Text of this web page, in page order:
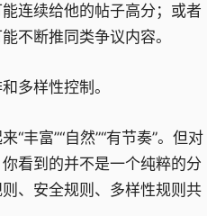
连续给他的帖子高分；或者
不断推同类争议内容。
多样性控制。
“丰富”“自然”“有节奏”。但对
看到的并不是一个纯粹的分
、安全规则、多样性规则共